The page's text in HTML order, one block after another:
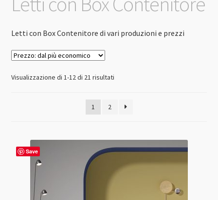
Letti con Box Contenitore di vari produzioni e prezzi
Visualizzazione di 1-12 di 21 risultatiPrezzo:
economico
1 2
Save